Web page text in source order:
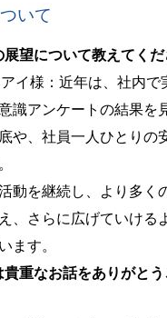
いて
望について教えてくだ
イ様：近年は、社内で
識アンケートの結果を
や、社員一人ひとりの
動を継続し、より多く
、さらに広げていける
ます。
重なお話をありがとう